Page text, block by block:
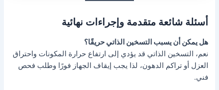
أسئلة شائعة متقدمة وإجراءات نهائية
هل يمكن أن يسبب التسخين الذاتي حريقًا؟
نعم، التسخين الذاتي قد يؤدي إلى ارتفاع حرارة المكونات واحتراق
العزل أو تراكم الدهون، لذا يجب إيقاف الجهاز فورًا وطلب فحص
فني.